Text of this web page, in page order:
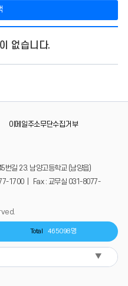
없습니다.
이메일주소무단수집거부
번길 23. 남양고등학교 (남양읍)
1700 | Fax : 교무실 031-8077-
Total 465098명
▼